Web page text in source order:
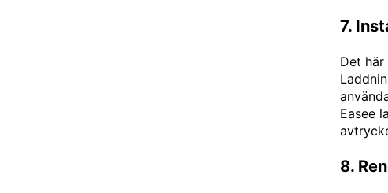
7.
Det
Easee
8.